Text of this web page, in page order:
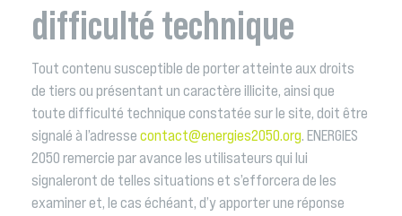
difficulté technique
Tout contenu susceptible de porter atteinte aux droits
de tiers ou présentant un caractère illicite, ainsi que
toute difficulté technique constatée sur le site, doit être
signalé à l’adresse contact@energies2050.org. ENERGIES
2050 remercie par avance les utilisateurs qui lui
signaleront de telles situations et s’efforcera de les
examiner et, le cas échéant, d’y apporter une réponse